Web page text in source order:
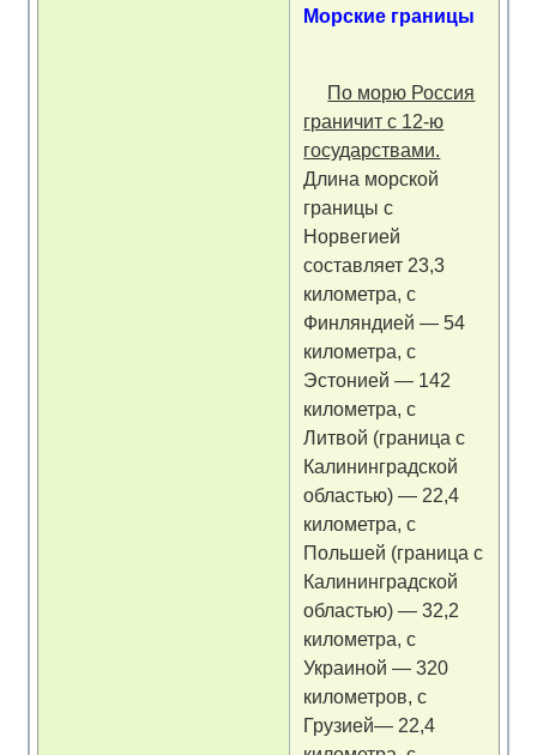
Морские границы
По морю Россия
граничит с 12-ю
государствами.
Длина морской
границы с
Норвегией
составляет 23,3
километра, с
Финляндией — 54
километра, с
Эстонией — 142
километра, с
Литвой (граница с
Калининградской
областью) — 22,4
километра, с
Польшей (граница с
Калининградской
областью) — 32,2
километра, с
Украиной — 320
километров, с
Грузией— 22,4